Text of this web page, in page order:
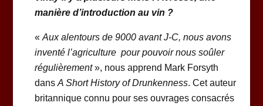
manière d’introduction au vin ?
« Aux alentours de 9000 avant J-C, nous avons
inventé l’agriculture pour pouvoir nous soûler
régulièrement», nous apprend Mark Forsyth
dans A Short History of Drunkenness. Cet auteur
britannique connu pour ses ouvrages consacrés